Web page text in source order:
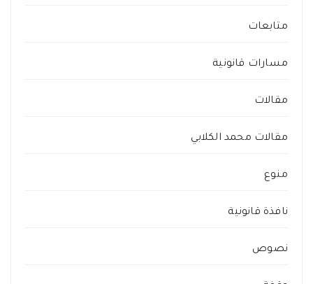
متابعات
مسارات قانونية
مقالات
مقالات محمد الكلابي
منوع
نافذة قانونية
نصوص